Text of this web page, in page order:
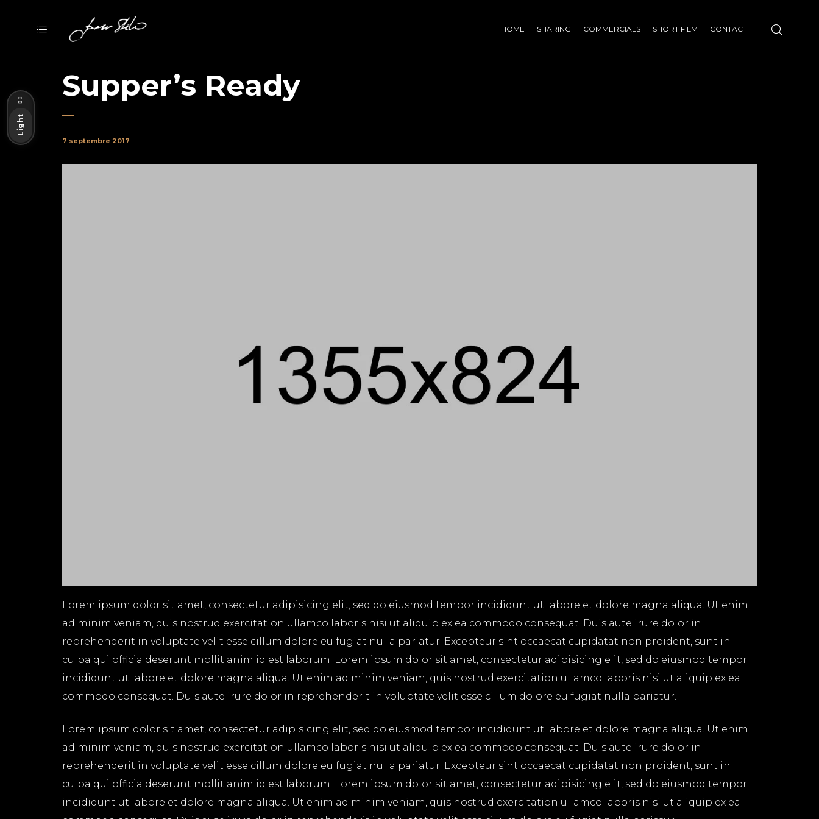
HOME SHARING COMMERCIALS SHORT FILM CONTACT
Supper’s Ready
7 septembre 2017
Lorem ipsum dolor sit amet, consectetur adipisicing elit, sed do eiusmod tempor incididunt ut labore et dolore magna aliqua. Ut enim
ad minim veniam, quis nostrud exercitation ullamco laboris nisi ut aliquip ex ea commodo consequat. Duis aute irure dolor in
reprehenderit in voluptate velit esse cillum dolore eu fugiat nulla pariatur. Excepteur sint occaecat cupidatat non proident, sunt in
culpa qui officia deserunt mollit anim id est laborum. Lorem ipsum dolor sit amet, consectetur adipisicing elit, sed do eiusmod tempor
incididunt ut labore et dolore magna aliqua. Ut enim ad minim veniam, quis nostrud exercitation ullamco laboris nisi ut aliquip ex ea
commodo consequat. Duis aute irure dolor in reprehenderit in voluptate velit esse cillum dolore eu fugiat nulla pariatur.
Lorem ipsum dolor sit amet, consectetur adipisicing elit, sed do eiusmod tempor incididunt ut labore et dolore magna aliqua. Ut enim
ad minim veniam, quis nostrud exercitation ullamco laboris nisi ut aliquip ex ea commodo consequat. Duis aute irure dolor in
reprehenderit in voluptate velit esse cillum dolore eu fugiat nulla pariatur. Excepteur sint occaecat cupidatat non proident, sunt in
culpa qui officia deserunt mollit anim id est laborum. Lorem ipsum dolor sit amet, consectetur adipisicing elit, sed do eiusmod tempor
incididunt ut labore et dolore magna aliqua. Ut enim ad minim veniam, quis nostrud exercitation ullamco laboris nisi ut aliquip ex ea
Light
Dark